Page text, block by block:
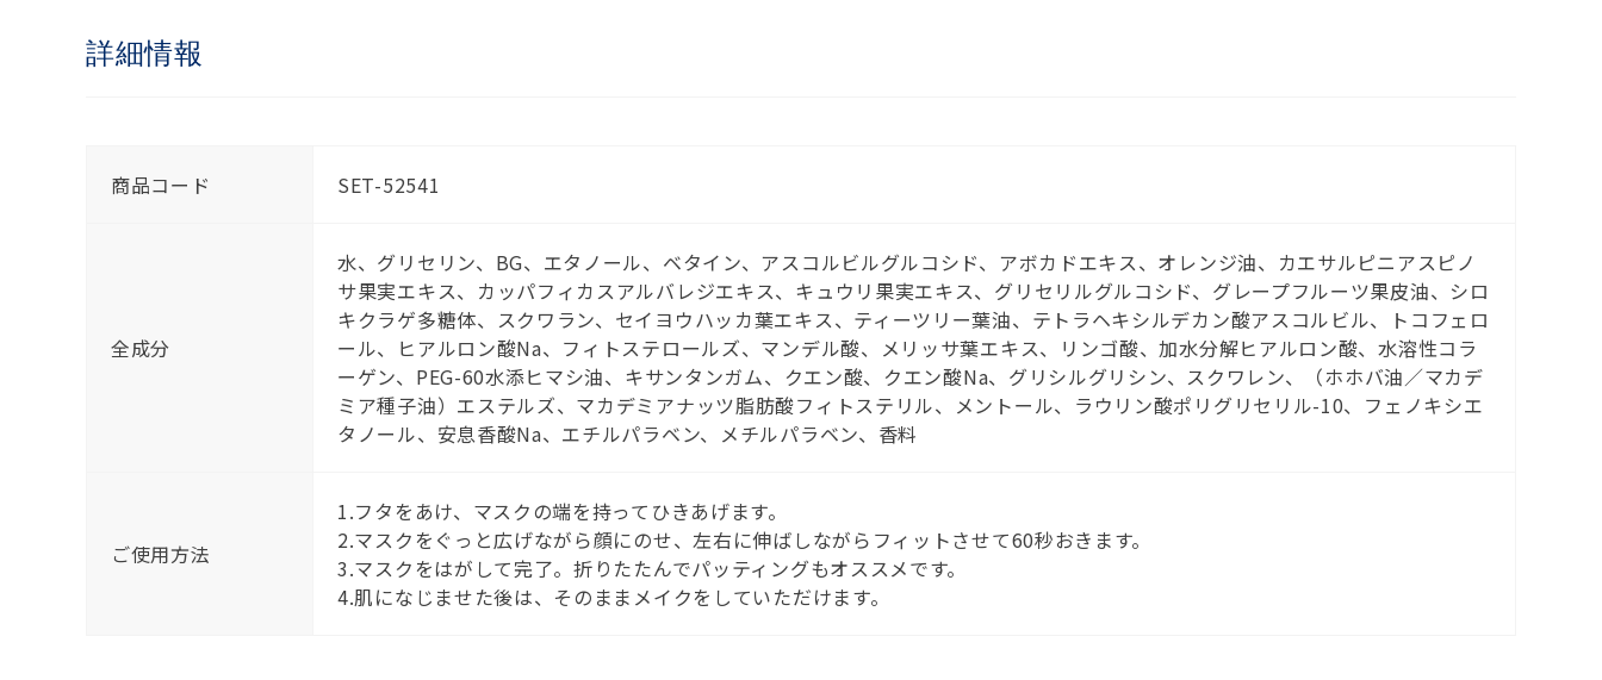
詳細情報
商品コード SET-52541
全成分
水、グリセリン、BG、エタノール、ベタイン、アスコルビルグルコシド、アボカドエキス、オレンジ油、カエサルピニアスピノ
サ果実エキス、カッパフィカスアルバレジエキス、キュウリ果実エキス、グリセリルグルコシド、グレープフルーツ果皮油、シロ
キクラゲ多糖体、スクワラン、セイヨウハッカ葉エキス、ティーツリー葉油、テトラヘキシルデカン酸アスコルビル、トコフェロ
ール、ヒアルロン酸Na、フィトステロールズ、マンデル酸、メリッサ葉エキス、リンゴ酸、加水分解ヒアルロン酸、水溶性コラ
ーゲン、PEG-60水添ヒマシ油、キサンタンガム、クエン酸、クエン酸Na、グリシルグリシン、スクワレン、（ホホバ油／マカデ
ミア種子油）エステルズ、マカデミアナッツ脂肪酸フィトステリル、メントール、ラウリン酸ポリグリセリル-10、フェノキシエ
タノール、安息香酸Na、エチルパラベン、メチルパラベン、香料
ご使用方法
1.フタをあけ、マスクの端を持ってひきあげます。
2.マスクをぐっと広げながら顔にのせ、左右に伸ばしながらフィットさせて60秒おきます。
3.マスクをはがして完了。折りたたんでパッティングもオススメです。
4.肌になじませた後は、そのままメイクをしていただけます。